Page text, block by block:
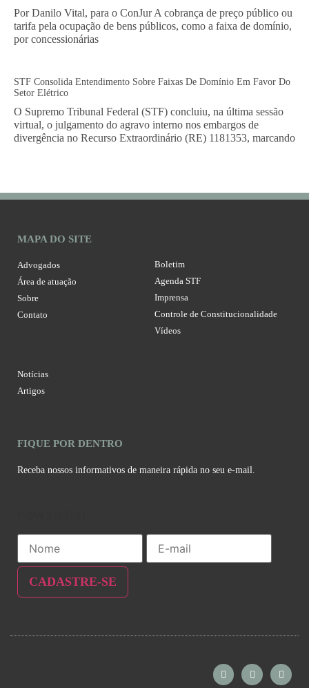
Por Danilo Vital, para o ConJur A cobrança de preço público ou
tarifa pela ocupação de bens públicos, como a faixa de domínio,
por concessionárias
STF Consolida Entendimento Sobre Faixas De Domínio Em Favor Do
Setor Elétrico
O Supremo Tribunal Federal (STF) concluiu, na última sessão
virtual, o julgamento do agravo interno nos embargos de
divergência no Recurso Extraordinário (RE) 1181353, marcando
MAPA DO SITE
Advogados
Área de atuação
Sobre
Contato
Boletim
Agenda STF
Imprensa
Controle de Constitucionalidade
Vídeos
Notícias
Artigos
FIQUE POR DENTRO
Receba nossos informativos de maneira rápida no seu e-mail.